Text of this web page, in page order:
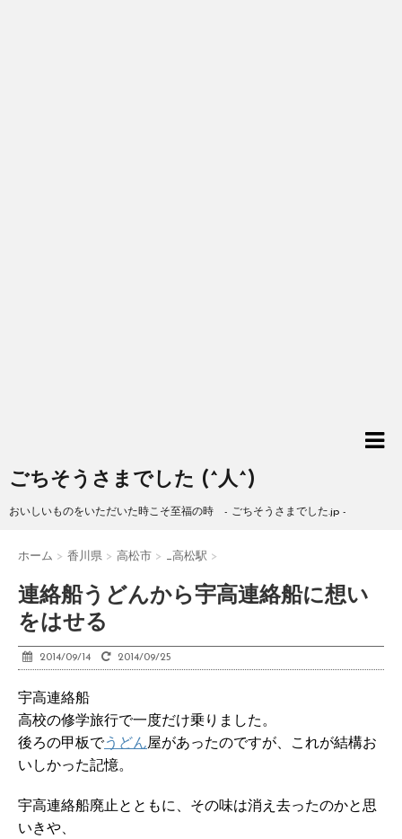
ごちそうさまでした (^人^)
おいしいものをいただいた時こそ至福の時 - ごちそうさまでした.jp -
ホーム > 香川県 > 高松市 > _高松駅 >
連絡船うどんから宇高連絡船に想い
をはせる
2014/09/14 2014/09/25
宇高連絡船
高校の修学旅行で一度だけ乗りました。
後ろの甲板でうどん屋があったのですが、これが結構お
いしかった記憶。
宇高連絡船廃止とともに、その味は消え去ったのかと思
いきや、